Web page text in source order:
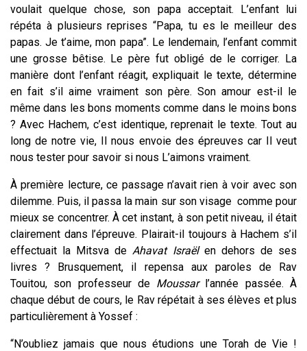
voulait quelque chose, son papa acceptait. L’enfant lui
répéta à plusieurs reprises “Papa, tu es le meilleur des
papas. Je t’aime, mon papa”. Le lendemain, l’enfant commit
une grosse bêtise. Le père fut obligé de le corriger. La
manière dont l’enfant réagit, expliquait le texte, détermine
en fait s’il aime vraiment son père. Son amour est-il le
même dans les bons moments comme dans le moins bons
? Avec Hachem, c’est identique, reprenait le texte. Tout au
long de notre vie, Il nous envoie des épreuves car Il veut
nous tester pour savoir si nous L’aimons vraiment.
À première lecture, ce passage n’avait rien à voir avec son
dilemme. Puis, il passa la main sur son visage comme pour
mieux se concentrer. À cet instant, à son petit niveau, il était
clairement dans l’épreuve. Plairait-il toujours à Hachem s’il
effectuait la Mitsva de Ahavat Israël en dehors de ses
livres ? Brusquement, il repensa aux paroles de Rav
Touitou, son professeur de Moussarl’année passée. À
chaque début de cours, le Rav répétait à ses élèves et plus
particulièrement à Yossef :
“N’oubliez jamais que nous étudions une Torah de Vie !